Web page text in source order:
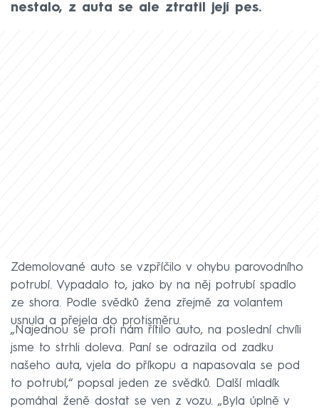
nestalo, z auta se ale ztratil její pes.
Zdemolované auto se vzpříčilo v ohybu parovodního
potrubí. Vypadalo to, jako by na něj potrubí spadlo
ze shora. Podle svědků žena zřejmě za volantem
usnula a přejela do protisměru.
„Najednou se proti nám řítilo auto, na poslední chvíli
jsme to strhli doleva. Paní se odrazila od zadku
našeho auta, vjela do příkopu a napasovala se pod
to potrubí,“ popsal jeden ze svědků. Další mladík
pomáhal ženě dostat se ven z vozu. „Byla úplně v